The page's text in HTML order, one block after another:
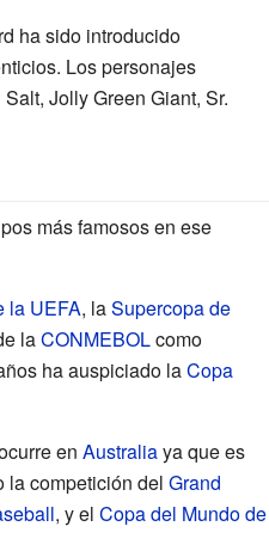
ha sido introducido
Los personajes
Salt, Jolly Green Giant, Sr.
más famosos en ese
la UEFA, laSupercopa de
laCONMEBOLcomo
ha auspiciado laCopa
en Australiaya que es
la competición del Grand
, y el Copa del Mundo de